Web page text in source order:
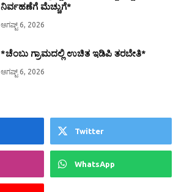
ನಿರ್ವಹಣೆಗೆ ಮೆಚ್ಚುಗೆ*
ಆಗಷ್ಟ್ 6, 2026
*ಚೆಂಬು ಗ್ರಾಮದಲ್ಲಿ ಉಚಿತ ಇಡಿಪಿ ತರಬೇತಿ*
ಆಗಷ್ಟ್ 6, 2026
Twitter
WhatsApp